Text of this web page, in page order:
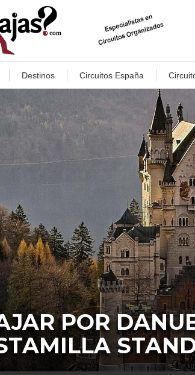
Destinos Circuitos España
POR